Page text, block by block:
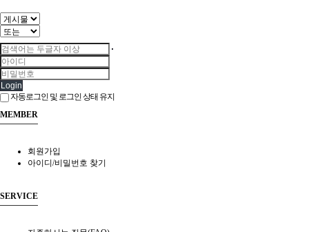
Login
자동로그인 및 로그인 상태 유지
MEMBER
회원가입
아이디/비밀번호 찾기
SERVICE